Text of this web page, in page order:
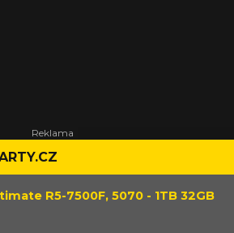
R5-7500F, 5070 - 1TB 32GB